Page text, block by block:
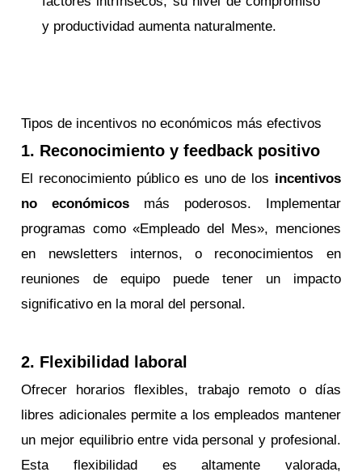
y productividad aumenta naturalmente.
Tipos de incentivos no económicos más efectivos
1. Reconocimiento y feedback positivo
El reconocimiento público es uno de los incentivos
no económicos más poderosos. Implementar
programas como «Empleado del Mes», menciones
en newsletters internos, o reconocimientos en
reuniones de equipo puede tener un impacto
significativo en la moral del personal.
2. Flexibilidad laboral
Ofrecer horarios flexibles, trabajo remoto o días
libres adicionales permite a los empleados mantener
un mejor equilibrio entre vida personal y profesional.
Esta flexibilidad es altamente valorada,